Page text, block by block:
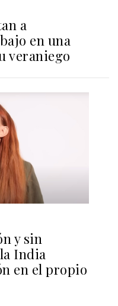
a
en una
veraniego
y sin
India
en el propio